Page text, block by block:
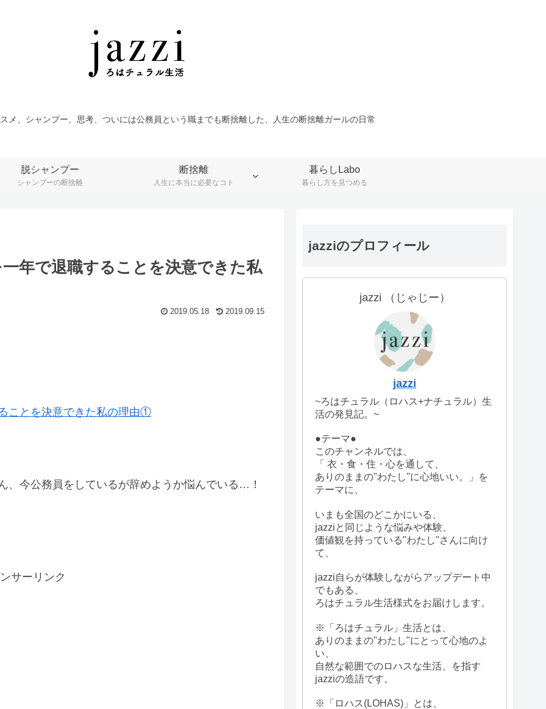
メ、シャンプー、思考、ついには公務員という職までも断捨離した、人生の断捨離ガールの日常
脱シャンプー
シャンプーの断捨離
断捨離
人生に本当に必要なコト
暮らしLabo
暮らし方を見つめる
年で退職することを決意できた私
2019.05.18 2019.09.15
ことを決意できた私の理由①
、今公務員をしているが辞めようか悩んでいる…！
サーリンク
jazziのプロフィール
jazzi （じゃじー）
jazzi
~ろはチュラル（ロハス+ナチュラル）生
活の発見記。~
●テーマ●
このチャンネルでは、
「 衣・食・住・心を通して、
ありのままの"わたし"に心地いい。」を
テーマに、
いまも全国のどこかにいる、
jazziと同じような悩みや体験、
価値観を持っている"わたし"さんに向け
て、
jazzi自らが体験しながらアップデート中
でもある、
ろはチュラル生活様式をお届けします。
※「ろはチュラル」生活とは、
ありのままの"わたし"にとって心地のよ
い、
自然な範囲でのロハスな生活、を指す
jazziの造語です。
※「ロハス(LOHAS)」とは、